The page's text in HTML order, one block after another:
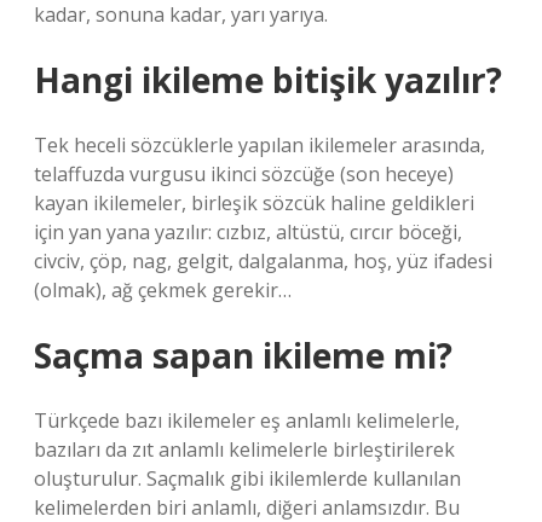
kadar, sonuna kadar, yarı yarıya.
Hangi ikileme bitişik yazılır?
Tek heceli sözcüklerle yapılan ikilemeler arasında,
telaffuzda vurgusu ikinci sözcüğe (son heceye)
kayan ikilemeler, birleşik sözcük haline geldikleri
için yan yana yazılır: cızbız, altüstü, cırcır böceği,
civciv, çöp, nag, gelgit, dalgalanma, hoş, yüz ifadesi
(olmak), ağ çekmek gerekir…
Saçma sapan ikileme mi?
Türkçede bazı ikilemeler eş anlamlı kelimelerle,
bazıları da zıt anlamlı kelimelerle birleştirilerek
oluşturulur. Saçmalık gibi ikilemlerde kullanılan
kelimelerden biri anlamlı, diğeri anlamsızdır. Bu